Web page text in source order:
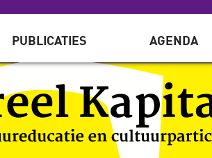
PUBLICATIES AGENDA